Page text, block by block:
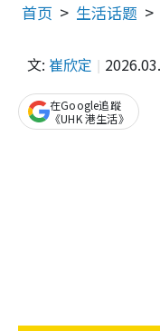
首页 生活话题
文: 崔欣定
在Google追蹤
《UHK 港生活》